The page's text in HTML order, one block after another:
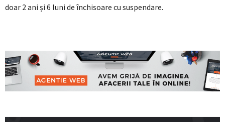
doar 2 ani și 6 luni de închisoare cu suspendare.